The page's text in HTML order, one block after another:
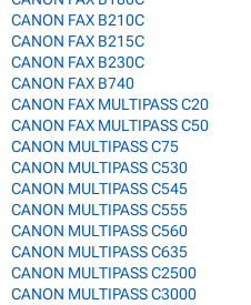
CANON FAX B210C
CANON FAX B215C
CANON FAX B230C
CANON FAX B740
CANON FAX MULTIPASS C20
CANON FAX MULTIPASS C50
CANON MULTIPASS C75
CANON MULTIPASS C530
CANON MULTIPASS C545
CANON MULTIPASS C555
CANON MULTIPASS C560
CANON MULTIPASS C635
CANON MULTIPASS C2500
CANON MULTIPASS C3000